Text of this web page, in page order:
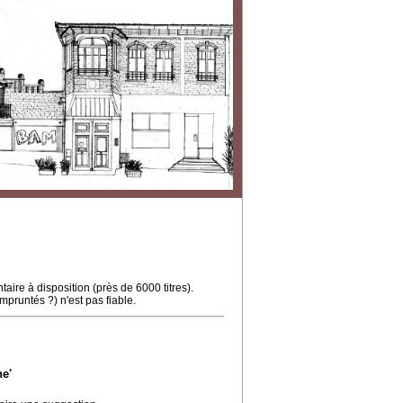
à disposition (près de 6000 titres).
?) n'est pas fiable.